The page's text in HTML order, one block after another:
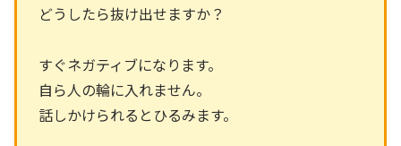
どうしたら抜け出せますか？
すぐネガティブになります。
自ら人の輪に入れません。
話しかけられるとひるみます。